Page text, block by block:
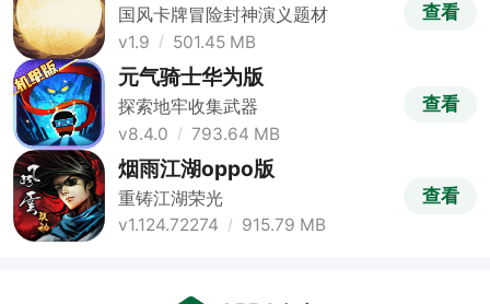
国风卡牌冒险封神演义题材
v1.9
501.45 MB
查看
元气骑士华为版
探索地牢收集武器
v8.4.0
793.64 MB
查看
烟雨江湖oppo版
重铸江湖荣光
v1.124.72274
915.79 MB
查看